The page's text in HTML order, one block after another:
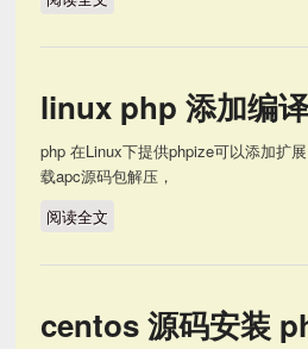
linux php 添加编
php 在Linux下提供phpize可以添加扩
载apc源码包解压，
阅读全文
centos 源码安装